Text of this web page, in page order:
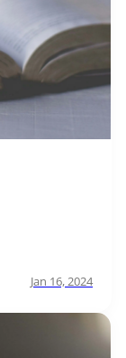
Jan 16, 2024